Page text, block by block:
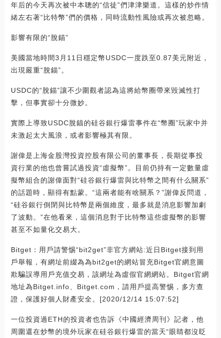
年后的今天再次被中本聰的“信徒”們津津樂道。這樣的炒作情
緒左右著“比特幣”們的價格，同時流動性風險或再次被忽略。
影響有限的“脫錨”
美國當地時間3月11日穩定幣USDC一度跌至0.87美元附近，
出現嚴重“脫錨”。
USDC的“脫錨”讓不少圍觀者認為這將給幣圈帶來毀滅性打
擊，但事實卻十分微妙。
實際上導致USDC脫錨的硅谷銀行爆雷事件在“幣圈”玩家中并
未激起太大風浪，或者影響極其有限。
謝偉是上海金股灣投資控股有限公司的董事長，長期從事投
資行業的他也曾嘗試過投資“虛擬幣”。目前仍持有一定數量虛
擬幣組合的謝偉面對“硅谷銀行爆雷與比特幣之間有什么關系”
的話題時，顯得有點蒙。“這兩者能有啥關系？”謝偉反問道，
“硅谷銀行倒閉與比特幣是兩個維度，最多就是消息影響加劇
了波動。”在他看來，這個消息對于比特幣這些虛擬幣的影響
甚至不如量化交易大。
Bitget：用戶請警惕“bit2get”非官方網站:近日Bitget接到用
戶舉報，有網址前綴為為bit2get的網站冒充Bitget官網意圖
欺騙誤導用戶充值交易，該網址為虛假官網網站。Bitget官網
地址為Bitget.info、Bitget.com，請用戶提高警惕，多方查
證，保護好個人財產安全。[2020/12/14 15:07:52]
一位投資過ETH的投資者也告訴《中國經濟周刊》記者，他
周圍還在炒幣的境外玩家在硅谷銀行爆雷的當天“眼睛都沒眨